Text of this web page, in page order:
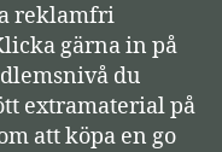
reklamfri
gärna in på
du
extramaterial på
att köpa en go